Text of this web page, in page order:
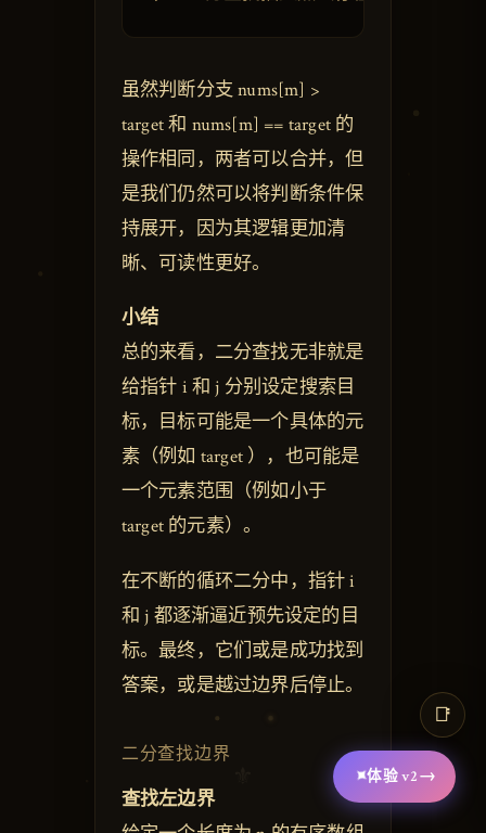
虽然判断分支 nums[m] >
target 和 nums[m] == target 的
操作相同，两者可以合并，但
是我们仍然可以将判断条件保
持展开，因为其逻辑更加清
晰、可读性更好。
小结
总的来看，二分查找无非就是
给指针 i 和 j 分别设定搜索目
标，目标可能是一个具体的元
素（例如 target ），也可能是
一个元素范围（例如小于
target 的元素）。
在不断的循环二分中，指针 i
和 j 都逐渐逼近预先设定的目
标。最终，它们或是成功找到
答案，或是越过边界后停止。
二分查找边界
查找左边界
📑
✦体验v2→